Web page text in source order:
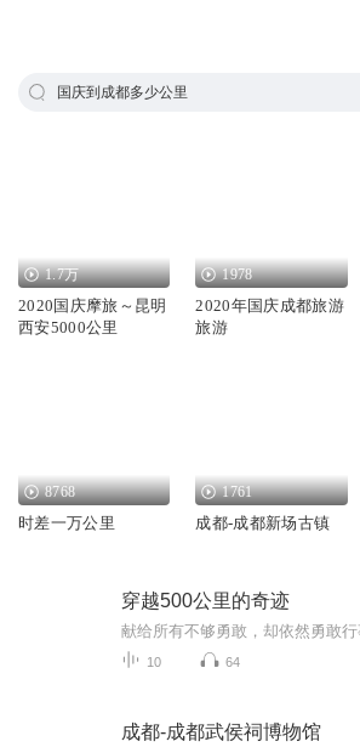
国庆到成都多少公里
1.7万
2020国庆摩旅～昆明
西安5000公里
1978
2020年国庆成都旅游
旅游
8768
时差一万公里
1761
成都-成都新场古镇
穿越500公里的奇迹
10 64
成都-成都武侯祠博物馆